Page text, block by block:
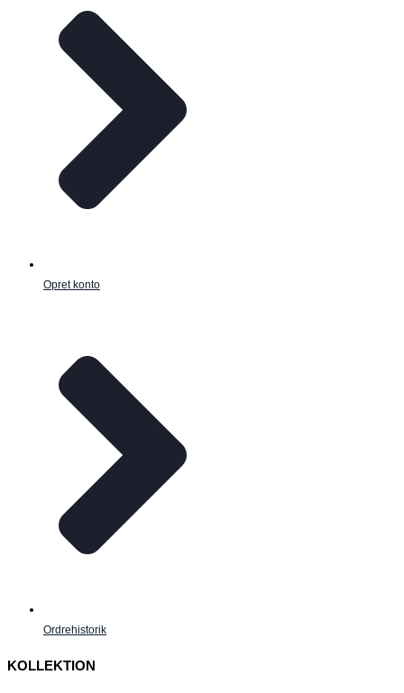
Opret konto
Ordrehistorik
KOLLEKTION